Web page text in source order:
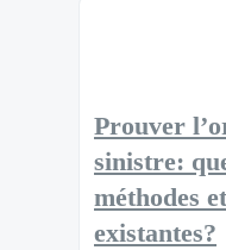
Prouver
sinistre:
méthodes
existantes?